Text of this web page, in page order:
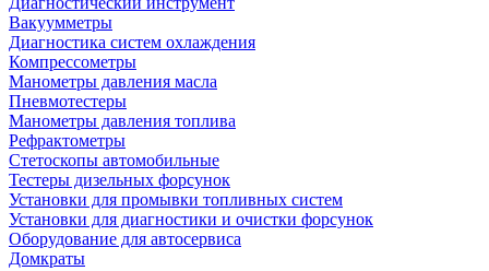
Вакуумметры
Диагностика систем охлаждения
Компрессометры
Манометры давления масла
Пневмотестеры
Манометры давления топлива
Рефрактометры
Стетоскопы автомобильные
Тестеры дизельных форсунок
Установки для промывки топливных систем
Установки для диагностики и очистки форсунок
Оборудование для автосервиса
Домкраты